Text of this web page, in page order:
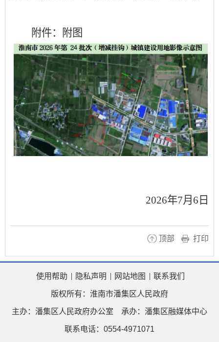
附件：附图
2026年7月 6 日
顶部 打印
使用帮助 隐私声明 网站地图 联系我们
版权所有：淮南市潘集区人民政府
主办：潘集区人民政府办公室 承办：潘集区融媒体中心
联系电话：0554-4971071